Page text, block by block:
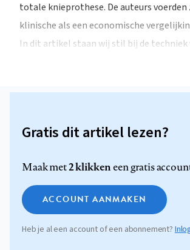
totale knieprothese. De auteurs voerden
klinische als een economische
In dit artikel staan wij stil bij de
Gratis dit artikel lezen?
Maak met2 klikkeneen gratis
ACCOUNT AANMAKEN
Heb je al een account of een abonnement?